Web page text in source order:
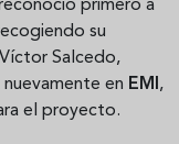
primero a
su
Salcedo,
en EMI ,
el proyecto.